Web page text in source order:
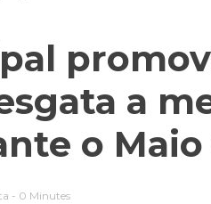
a
o
- 0 Minutes